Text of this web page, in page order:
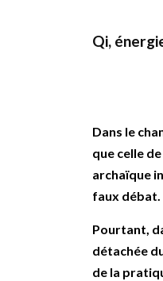
Qi,
Dans le
que celle
archaïque
faux débat.
Pourtant,
détachée
de la